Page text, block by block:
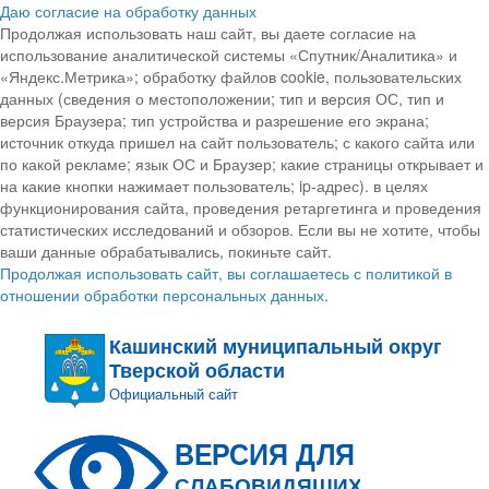
Даю согласие на обработку данных
Продолжая использовать наш сайт, вы даете согласие на
использование аналитической системы «Спутник/Аналитика» и
«Яндекс.Метрика»; обработку файлов cookie, пользовательских
данных (сведения о местоположении; тип и версия ОС, тип и
версия Браузера; тип устройства и разрешение его экрана;
источник откуда пришел на сайт пользователь; с какого сайта или
по какой рекламе; язык ОС и Браузер; какие страницы открывает и
на какие кнопки нажимает пользователь; ip-адрес). в целях
функционирования сайта, проведения ретаргетинга и проведения
статистических исследований и обзоров. Если вы не хотите, чтобы
ваши данные обрабатывались, покиньте сайт.
Продолжая использовать сайт, вы соглашаетесь с политикой в
отношении обработки персональных данных.